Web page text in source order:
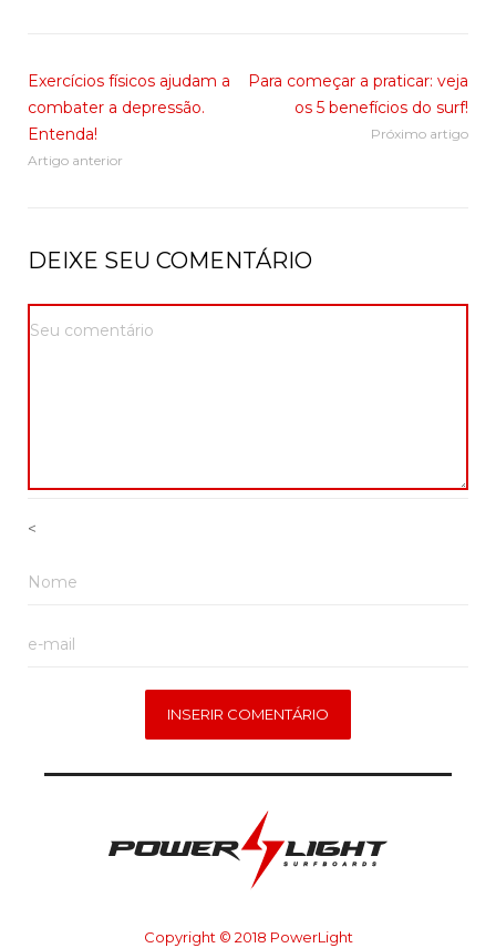
Exercícios físicos ajudam a
combater a depressão.
Entenda!
Artigo anterior
Para começar a praticar: veja
os 5 benefícios do surf!
Próximo artigo
DEIXE SEU COMENTÁRIO
<
Copyright © 2018 PowerLight